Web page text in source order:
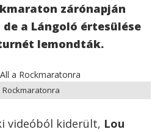
zárónapján
a Lángoló értesülése
lemondták.
Rockmaratonra
videóból kiderült, Lou